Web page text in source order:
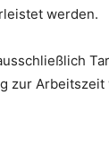
werden.
zur